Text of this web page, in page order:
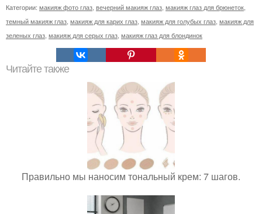
Категории: макияж фото глаз, вечерний макияж глаз, макияж глаз для брюнеток,
темный макияж глаз, макияж для карих глаз, макияж для голубых глаз, макияж для
зеленых глаз, макияж для серых глаз, макияж глаз для блондинок
Читайте также
Правильно мы наносим тональный крем: 7 шагов.